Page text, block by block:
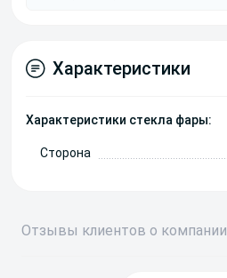
Характеристики
Характеристики стекла фары:
Сторона
Отзывы клиентов о компании